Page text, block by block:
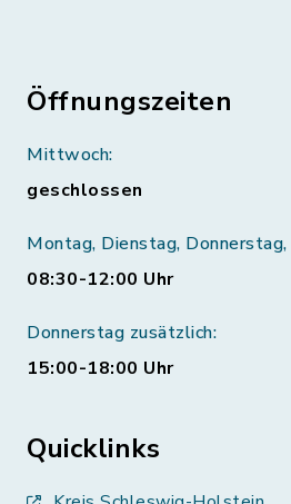
Öffnungszeiten
Mittwoch:
geschlossen
Montag, Dienstag,
08:30-12:00 Uhr
Donnerstag zusätzlich:
15:00-18:00 Uhr
Quicklinks